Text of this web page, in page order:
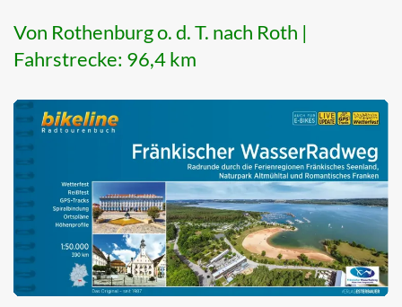
Von Rothenburg o. d. T. nach Roth |
Fahrstrecke: 96,4 km